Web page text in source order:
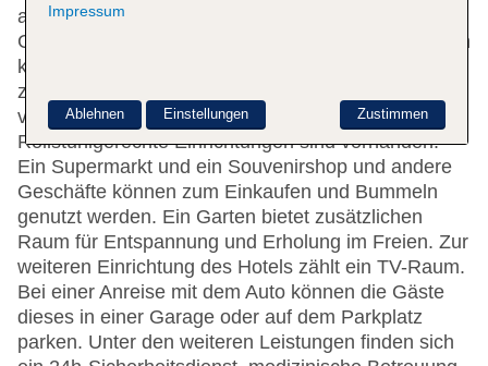
allen Fragen behilflich. Serviceleistungen wie eine
Gepäckaufbewahrung und ein Safe tragen zu einem
komfortablen Aufenthalt bei. Im Haus steht WLAN
zur Verfügung. Die Unterbringung bietet eine Reihe
von behindertengerechten Einrichtungen.
Rollstuhlgerechte Einrichtungen sind vorhanden.
Ein Supermarkt und ein Souvenirshop und andere
Geschäfte können zum Einkaufen und Bummeln
genutzt werden. Ein Garten bietet zusätzlichen
Raum für Entspannung und Erholung im Freien. Zur
weiteren Einrichtung des Hotels zählt ein TV-Raum.
Bei einer Anreise mit dem Auto können die Gäste
dieses in einer Garage oder auf dem Parkplatz
parken. Unter den weiteren Leistungen finden sich
Impressum
Zustimmen
Ablehnen Einstellungen